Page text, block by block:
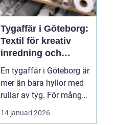
Tygaffär i Göteborg:
Textil för kreativ
inredning och
hållbara projekt
En tygaffär i Göteborg är
mer än bara hyllor med
rullar av tyg. För många
är den en kreativ
verkstad, en
14 januari 2026